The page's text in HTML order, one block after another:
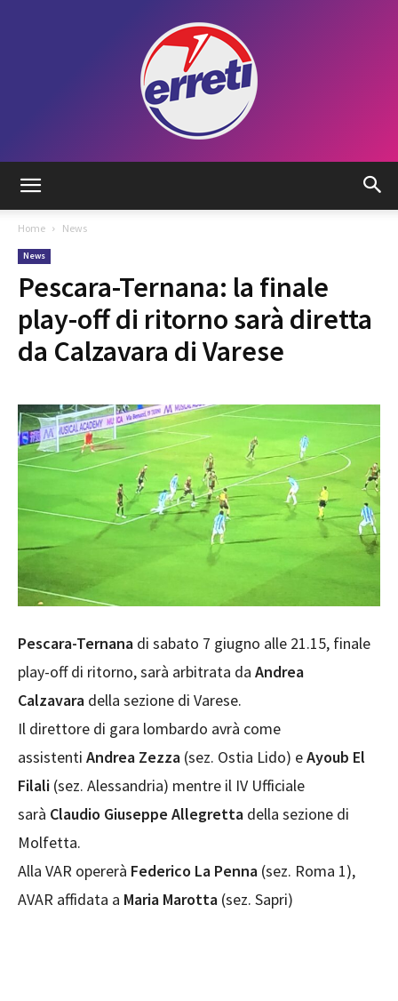
Home News
News
Pescara-Ternana: la finale
play-off di ritorno sarà diretta
da Calzavara di Varese
Pescara-Ternana di sabato 7 giugno alle 21.15, finale
play-off di ritorno, sarà arbitrata da Andrea
Calzavara della sezione di Varese.
Il direttore di gara lombardo avrà come
assistenti Andrea Zezza (sez. Ostia Lido) eAyoub El
Filali (sez. Alessandria) mentre il IV Ufficiale
sarà Claudio Giuseppe Allegretta della sezione di
Molfetta.
Alla VAR opererà Federico La Penna (sez. Roma 1),
AVAR affidata a Maria Marotta (sez. Sapri)